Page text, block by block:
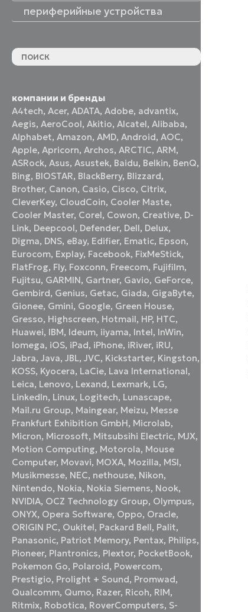
периферийные устройства
компании и бренды
A4tech,Acer,ADATA,Adobe, advantix,
Aegis,AeroCool,Akitio,Alcatel,Alibaba,
Alphabet,Amazon,AMD,Android,AOC,
Apple,Apricorn,Archos,ARCTIC,ARM,
ASRock,Asus,Asustek, Baidu, Belkin, BenQ,
Bing, BIOSTAR, BlackBerry, Blizzard,
Brother, Canon, Casio, Cisco, Citrix,
CleverKey, CloudCoin, Cooler Maste,
Cooler Master, Corel, Cowon, Creative, D-
Link, Deepcool, Defender, Dell, Delux,
Digma, DNS, eBay, Edifier, Ematic, Epson,
Eurocom, Explay, Facebook, FixMeStick,
FlatFrog, Fly, Foxconn, Freecom, Fujifilm,
Fujitsu, GARMIN, Gartner, Gavio, GeForce,
Gembird, Genius, Getac, Giada, GigaByte,
Gionee, Gmini, Google, Green House,
Gresso, Highscreen, Hotmail, HP, HTC,
Huawei, IBM, Ideum, iiyama, Intel, InWin,
Iomega, iOS, iPad, iPhone, iRiver, iRU,
Jabra,Java,JBL,JVC, Kickstarter, Kingston,
KOSS, Kyocera, LaCie, Lava International,
Leica, Lenovo, Lexand, Lexmark, LG,
LinkedIn, Linux, Logitech, Lunascape,
Mail.ru Group, Maingear, Meizu, Messe
Frankfurt Exhibition GmbH, Microlab,
Micron, Microsoft, Mitsubsihi Electric, MJX,
Motion Computing, Motorola, Mouse
Computer, Movavi, MOXA, Mozilla, MSI,
Musikmesse, NEC, nethouse, Nikon,
Nintendo, Nokia, Nokia Siemens, Nook,
NVIDIA, OCZ Technology Group, Olympus,
ONYX, Opera Software, Oppo, Oracle,
ORIGIN PC, Oukitel, Packard Bell, Palit,
Panasonic, Patriot Memory, Pentax, Philips,
Pioneer, Plantronics, Plextor, PocketBook,
Pokemon Go, Polaroid, Powercom,
Prestigio, Prolight + Sound, Promwad,
Qualcomm, Qumo, Razer, Ricoh, RIM,
Ritmix, Robotica, RoverComputers, S-